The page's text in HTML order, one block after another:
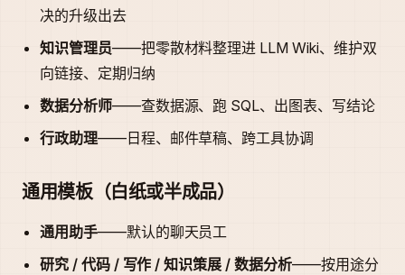
决的升级出去
知识管理员——把零散材料整理进 LLM Wiki、维护双
向链接、定期归纳
数据分析师——查数据源、跑 SQL、出图表、写结论
行政助理——日程、邮件草稿、跨工具协调
通用模板（白纸或半成品）
通用助手——默认的聊天员工
研究 / 代码 / 写作 / 知识策展 / 数据分析——按用途分